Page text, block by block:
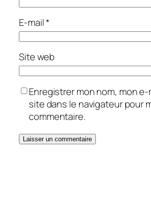
E-mail*
Site web
Enregistrer mon nom, mon
site dans le navigateur pour
commentaire.